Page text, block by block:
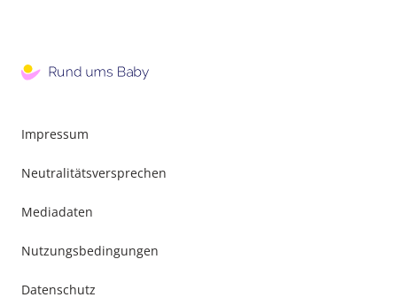
Impressum
Neutralitätsversprechen
Mediadaten
Nutzungsbedingungen
Datenschutz